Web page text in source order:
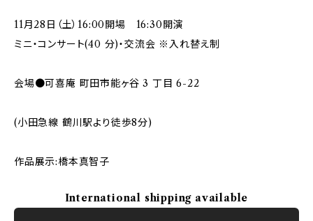
11月28日（土）16:00開場 16:30開演
ミニ・コンサート(40 分)・交流会 ※入れ替え制
会場●可喜庵 町田市能ヶ谷 3 丁目 6-22
(小田急線 鶴川駅より徒歩8分)
作品展示:橋本真智子
International shipping available